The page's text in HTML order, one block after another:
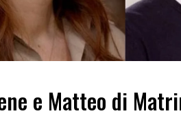
e Matteo di